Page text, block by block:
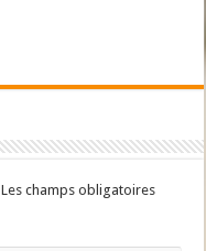
Les champs obligatoires